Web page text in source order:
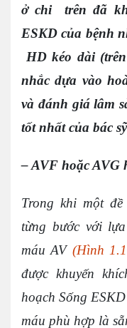
ở chi trên đã
ESKD của bệnh
HD kéo dài
nhắc dựa vào
và đánh giá lâm
tốt nhất của bác
– AVF hoặc AVG
Trong khi một
từng bước với
máu AV (Hình
được khuyến
hoạch Sống
máu phù hợp là